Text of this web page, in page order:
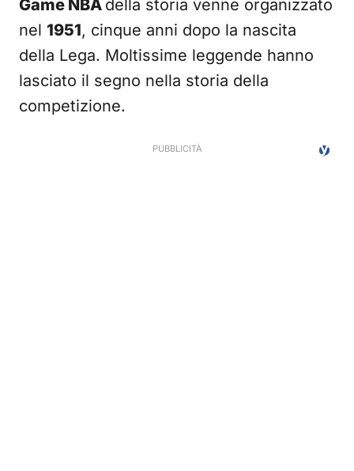
Game NBA della storia venne organizzato
nel 1951, cinque anni dopo la nascita
della Lega. Moltissime leggende hanno
lasciato il segno nella storia della
competizione.